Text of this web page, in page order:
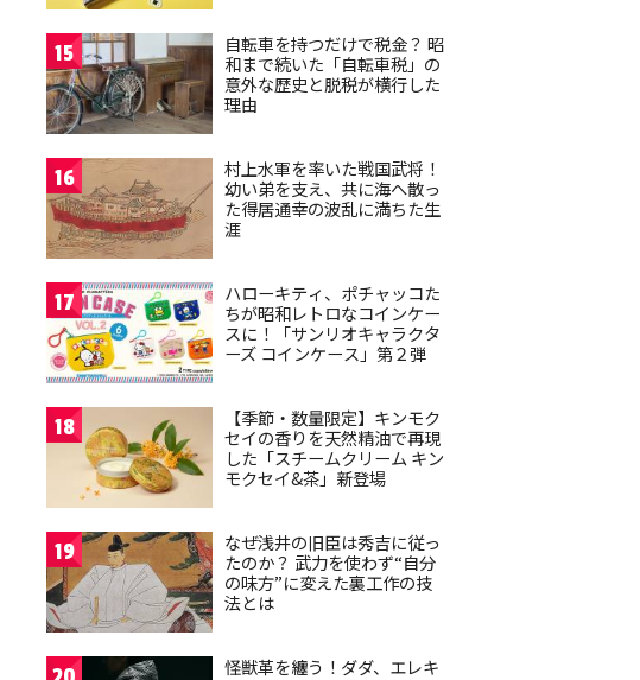
15
自転車を持つだけで税金？ 昭
和まで続いた「自転車税」の
意外な歴史と脱税が横行した
理由
16
村上水軍を率いた戦国武将！
幼い弟を支え、共に海へ散っ
た得居通幸の波乱に満ちた生
涯
17
ハローキティ、ポチャッコた
ちが昭和レトロなコインケー
スに！「サンリオキャラクタ
ーズ コインケース」第２弾
18
【季節・数量限定】キンモク
セイの香りを天然精油で再現
した「スチームクリーム キン
モクセイ&茶」新登場
19
なぜ浅井の旧臣は秀吉に従っ
たのか？ 武力を使わず“自分
の味方”に変えた裏工作の技
法とは
怪獣革を纏う！ダダ、エレキ